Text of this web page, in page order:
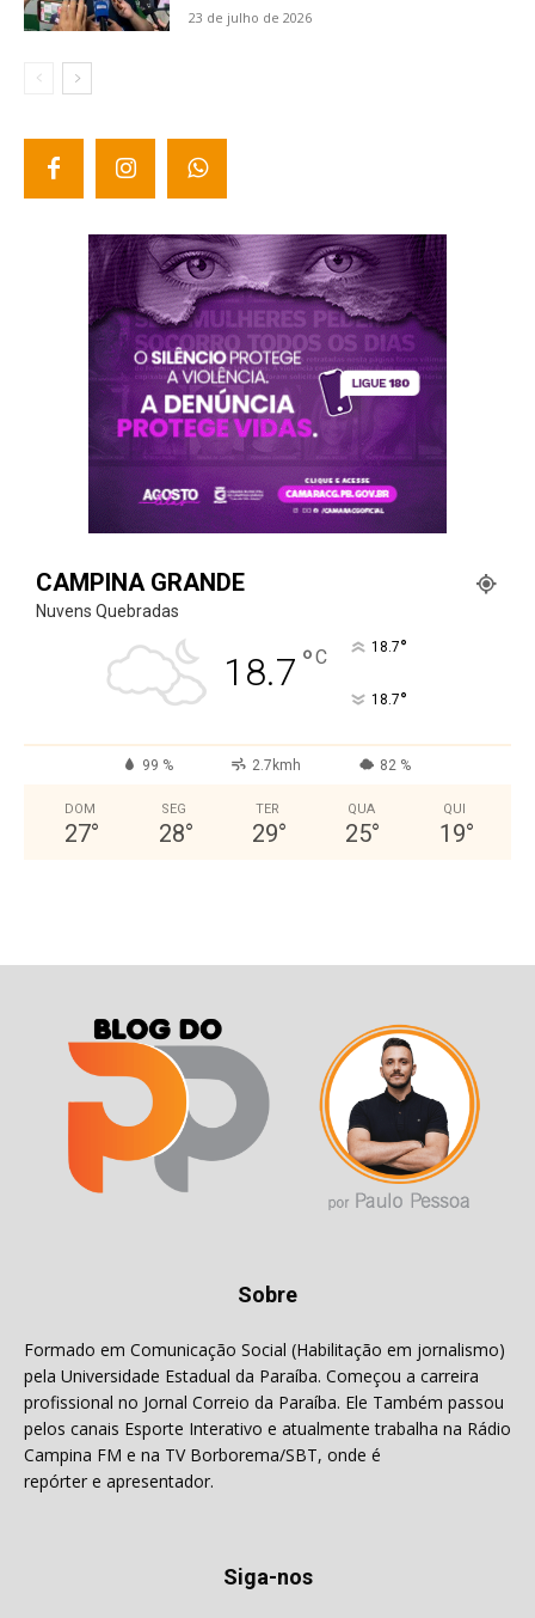
23 de julho de 2026
CAMPINA GRANDE
Nuvens Quebradas
18.7 °C 18.7°
18.7°
99 % 2.7kmh 82 %
DOM
27°
SEG
28°
TER
29°
QUA
25°
QUI
19°
Sobre
Formado em Comunicação Social (Habilitação em jornalismo)
pela Universidade Estadual da Paraíba. Começou a carreira
profissional no Jornal Correio da Paraíba. Ele Também passou
pelos canais Esporte Interativo e atualmente trabalha na Rádio
Campina FM e na TV Borborema/SBT, onde é
repórter e apresentador.
Siga-nos